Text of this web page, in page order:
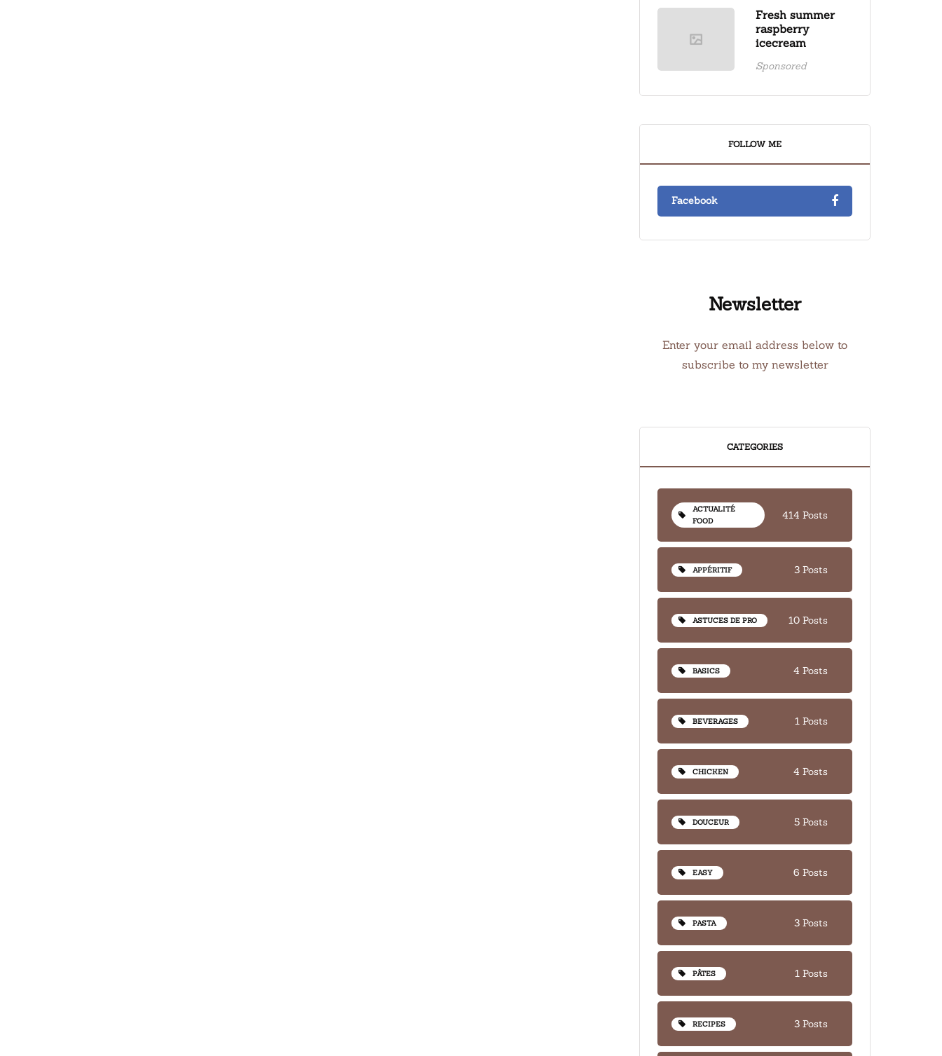
Fresh summer
raspberry
icecream
Sponsored
FOLLOW ME
Facebook
Newsletter
Enter your email address below to
subscribe to my newsletter
CATEGORIES
ACTUALITÉ
FOOD
414 Posts
APPÉRITIF 3 Posts
ASTUCES DE PRO 10 Posts
BASICS 4 Posts
BEVERAGES 1 Posts
CHICKEN 4 Posts
DOUCEUR 5 Posts
EASY 6 Posts
PASTA 3 Posts
PÂTES 1 Posts
RECIPES 3 Posts